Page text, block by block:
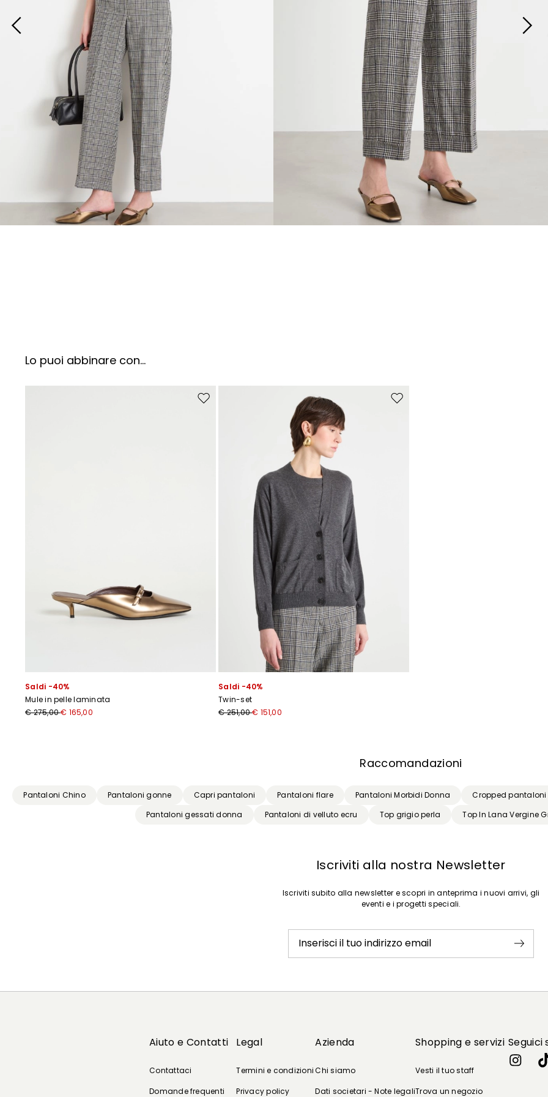
Lo puoi abbinare con...
Sposta nella wishlist
Saldi -40%
Mule in pelle laminata
€ 275,00€ 165,00
Sposta nella wishlist
Saldi -40%
Twin-set
€ 251,00€ 151,00
Raccomandazioni
Pantaloni Chino Pantaloni gonne Capri pantaloni Pantaloni flare Pantaloni Morbidi Donna Cropped pantaloni
Pantaloni gessati donna
Pantaloni di velluto ecru Top grigio perla Top In Lana Vergine
Iscriviti alla nostra Newsletter
Iscriviti subito alla newsletter e scopri in anteprima i nuovi arrivi, gli
eventi e i progetti speciali.
Inserisci il tuo indirizzo email
Aiuto e Contatti
Contattaci
Domande frequenti
Legal
Termini e condizioni
Privacy policy
Azienda
Chi siamo
Dati societari - Note legali
Shopping e servizi
Vesti il tuo staff
Trova un negozio
Seguici
Iscriviti alla nostra Newsletter
Iscriviti subito alla newsletter e scopri in anteprima i nuovi arrivi, gli eventi
Inserisci il tuo indirizzo email*
Ho letto laPrivacy Policy